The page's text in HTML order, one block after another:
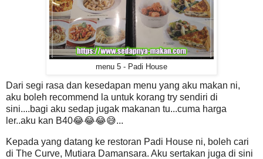
menu 5 - Padi House
Dari segi rasa dan kesedapan menu yang aku makan ni,
aku boleh recommend la untuk korang try sendiri di
sini....bagi aku sedap jugak makanan tu...cuma harga
ler..aku kan B40😂😂😂😅...
Kepada yang datang ke restoran Padi House ni, boleh cari
di The Curve, Mutiara Damansara. Aku sertakan juga di sini